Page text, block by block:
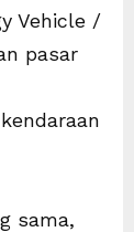
Vehicle /
pasar
sama,